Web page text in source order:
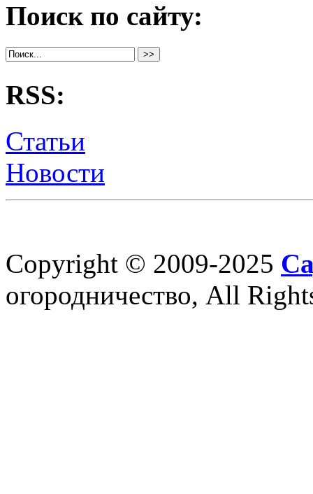
Поиск по сайту:
RSS:
Статьи
Новости
Copyright © 2009-2025
огородничество, All